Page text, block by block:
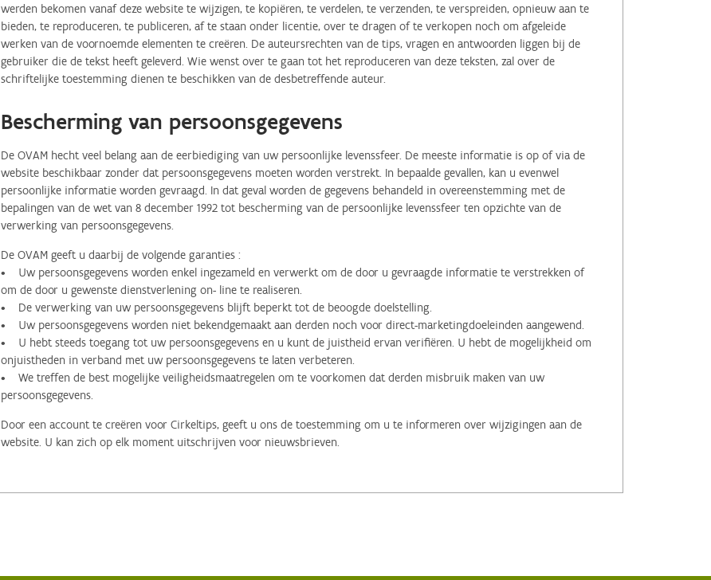
werden bekomen vanaf deze website te wijzigen, te kopiëren, te verdelen, te verzenden, te verspreiden, opnieuw aan te
bieden, te reproduceren, te publiceren, af te staan onder licentie, over te dragen of te verkopen noch om afgeleide
werken van de voornoemde elementen te creëren. De auteursrechten van de tips, vragen en antwoorden liggen bij de
gebruiker die de tekst heeft geleverd. Wie wenst over te gaan tot het reproduceren van deze teksten, zal over de
schriftelijke toestemming dienen te beschikken van de desbetreffende auteur.
Bescherming van persoonsgegevens
De OVAM hecht veel belang aan de eerbiediging van uw persoonlijke levenssfeer. De meeste informatie is op of via de
website beschikbaar zonder dat persoonsgegevens moeten worden verstrekt. In bepaalde gevallen, kan u evenwel
persoonlijke informatie worden gevraagd. In dat geval worden de gegevens behandeld in overeenstemming met de
bepalingen van de wet van 8 december 1992 tot bescherming van de persoonlijke levenssfeer ten opzichte van de
verwerking van persoonsgegevens.
De OVAM geeft u daarbij de volgende garanties :
• Uw persoonsgegevens worden enkel ingezameld en verwerkt om de door u gevraagde informatie te verstrekken of
om de door u gewenste dienstverlening on- line te realiseren.
• De verwerking van uw persoonsgegevens blijft beperkt tot de beoogde doelstelling.
• Uw persoonsgegevens worden niet bekendgemaakt aan derden noch voor direct-marketingdoeleinden aangewend.
• U hebt steeds toegang tot uw persoonsgegevens en u kunt de juistheid ervan verifiëren. U hebt de mogelijkheid om
onjuistheden in verband met uw persoonsgegevens te laten verbeteren.
• We treffen de best mogelijke veiligheidsmaatregelen om te voorkomen dat derden misbruik maken van uw
persoonsgegevens.
Door een account te creëren voor Cirkeltips, geeft u ons de toestemming om u te informeren over wijzigingen aan de
website. U kan zich op elk moment uitschrijven voor nieuwsbrieven.